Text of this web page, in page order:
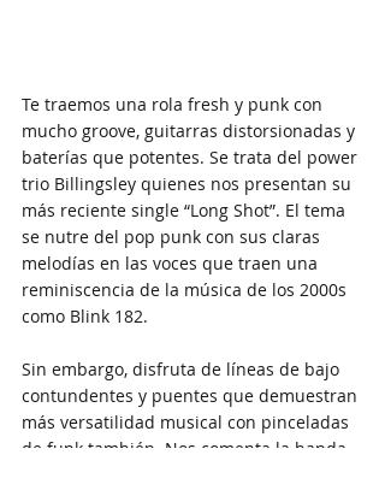
Te traemos una rola fresh y punk con
mucho groove, guitarras distorsionadas y
baterías que potentes. Se trata del power
trio Billingsley quienes nos presentan su
más reciente single “Long Shot”. El tema
se nutre del pop punk con sus claras
melodías en las voces que traen una
reminiscencia de la música de los 2000s
como Blink 182.
Sin embargo, disfruta de líneas de bajo
contundentes y puentes que demuestran
más versatilidad musical con pinceladas
de funk también. Nos comenta la banda